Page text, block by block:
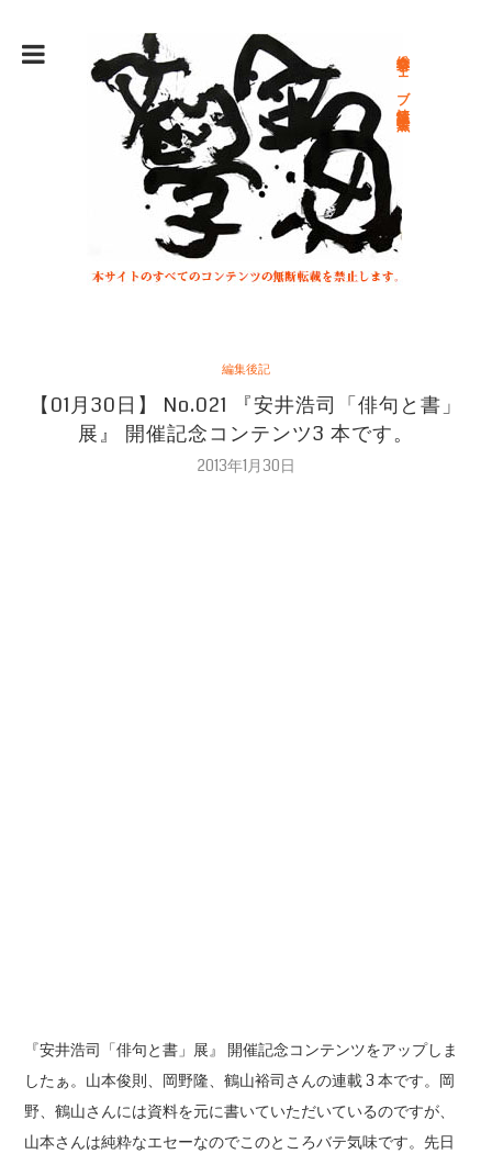
総合文学ウェブ情報誌 文学金魚
編集後記
【01月30日】 No.021 『安井浩司「俳句と書」
展』 開催記念コンテンツ3 本です。
2013年1月30日
『安井浩司「俳句と書」展』 開催記念コンテンツをアップしま
したぁ。山本俊則、岡野隆、鶴山裕司さんの連載 3 本です。岡
野、鶴山さんには資料を元に書いていただいているのですが、
山本さんは純粋なエセーなのでこのところバテ気味です。先日